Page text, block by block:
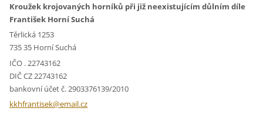
Kroužek krojovaných horníků při již neexistujícím důlním díle
František Horní Suchá
Těrlická 1253
735 35 Horní Suchá
IČO . 22743162
DIČ CZ 22743162
bankovní účet č. 2903376139/2010
kkhfrantisek@email.cz